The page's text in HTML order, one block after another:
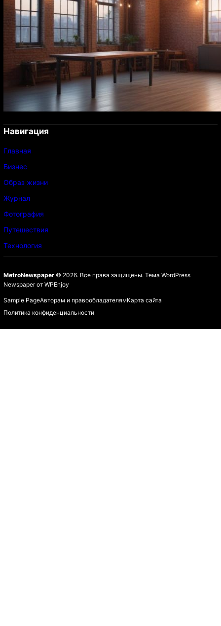
Навигация
Главная
Бизнес
Образ жизни
Журнал
Фотография
Путешествия
Технология
MetroNewspaper© 2026. Все права защищены. Тема WordPress
Newspaperот WPEnjoy
Sample PageАвторам и правообладателямКарта сайта
Политика конфиденциальности